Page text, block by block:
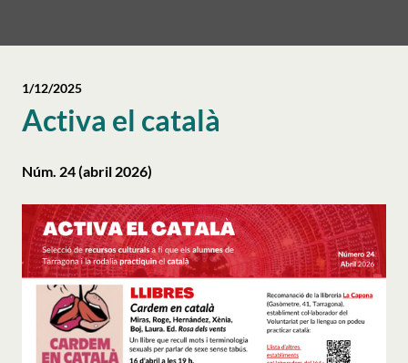
Activa el català
1/12/2025
Núm. 24 (abril 2026)